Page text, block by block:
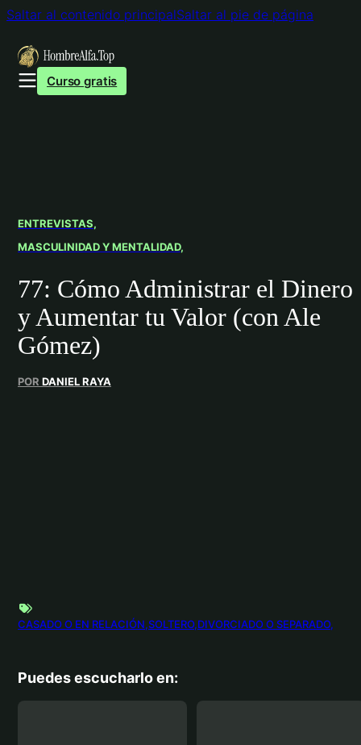
Saltar al contenido principalSaltar al pie de página
Curso gratis
ENTREVISTAS
MASCULINIDAD Y MENTALIDAD
77: Cómo Administrar el Dinero
y Aumentar tu Valor (con Ale
Gómez)
POR DANIEL RAYA
CASADO O EN RELACIÓN SOLTERO DIVORCIADO O SEPARADO
Puedes escucharlo en: